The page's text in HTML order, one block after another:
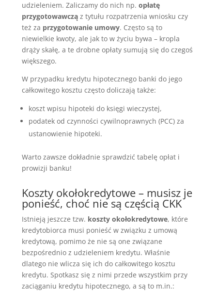
udzieleniem. Zaliczamy do nich np. opłatę
przygotowawcząz tytułu rozpatrzenia wniosku czy
też za przygotowanie umowy. Często są to
niewielkie kwoty, ale jak to w życiu bywa – kropla
drąży skałę, a te drobne opłaty sumują się do czegoś
większego.
W przypadku kredytu hipotecznego banki do jego
całkowitego kosztu często doliczają także:
koszt wpisu hipoteki do księgi wieczystej,
podatek od czynności cywilnoprawnych (PCC) za
ustanowienie hipoteki.
Warto zawsze dokładnie sprawdzić tabelę opłat i
prowizji banku!
Koszty okołokredytowe – musisz je
ponieść, choć nie są częścią CKK
Istnieją jeszcze tzw. koszty okołokredytowe, które
kredytobiorca musi ponieść w związku z umową
kredytową, pomimo że nie są one związane
bezpośrednio z udzieleniem kredytu. Właśnie
dlatego nie wlicza się ich do całkowitego kosztu
kredytu. Spotkasz się z nimi przede wszystkim przy
zaciąganiu kredytu hipotecznego, a są to m.in.: